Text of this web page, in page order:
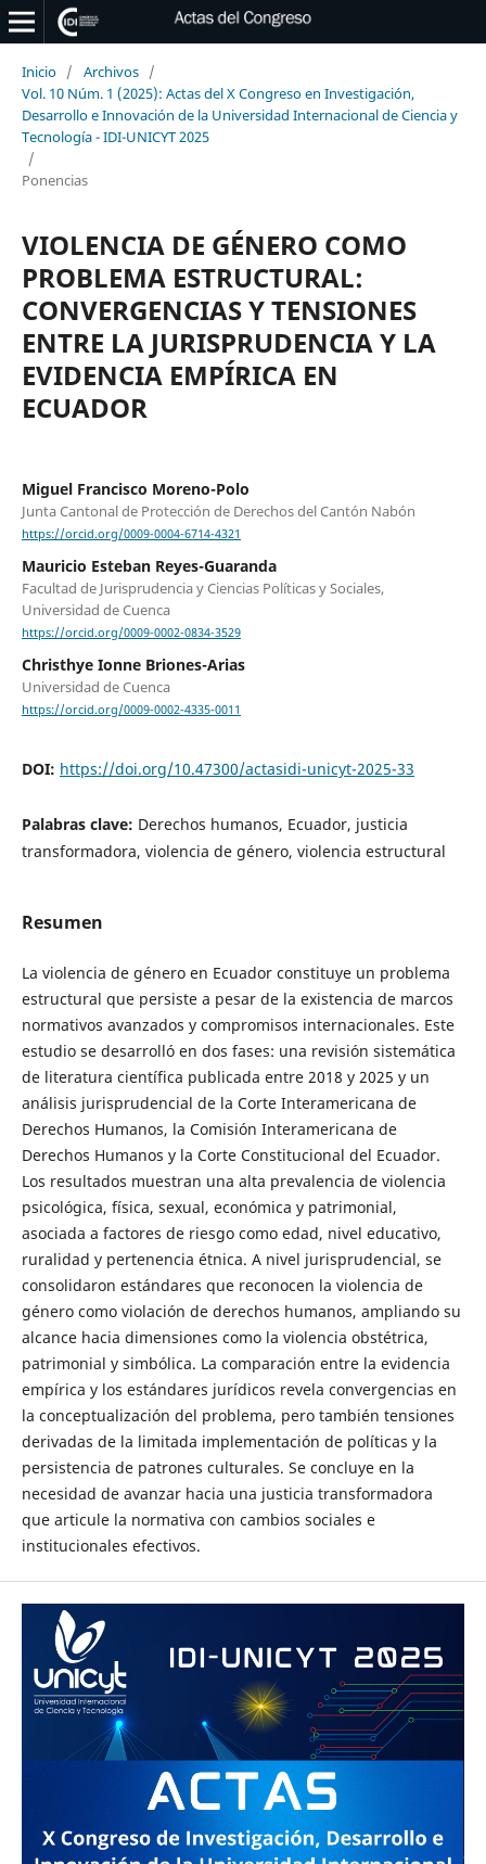
Inicio / Archivos /
Vol. 10 Núm. 1 (2025): Actas del X Congreso en Investigación,
Desarrollo e Innovación de la Universidad Internacional de Ciencia y
Tecnología - IDI-UNICYT 2025
/
Ponencias
VIOLENCIA DE GÉNERO COMO
PROBLEMA ESTRUCTURAL:
CONVERGENCIAS Y TENSIONES
ENTRE LA JURISPRUDENCIA Y LA
EVIDENCIA EMPÍRICA EN
ECUADOR
Miguel Francisco Moreno-Polo
Junta Cantonal de Protección de Derechos del Cantón Nabón
https://orcid.org/0009-0004-6714-4321
Mauricio Esteban Reyes-Guaranda
Facultad de Jurisprudencia y Ciencias Políticas y Sociales,
Universidad de Cuenca
https://orcid.org/0009-0002-0834-3529
Christhye Ionne Briones-Arias
Universidad de Cuenca
https://orcid.org/0009-0002-4335-0011
DOI: https://doi.org/10.47300/actasidi-unicyt-2025-33
Palabras clave: Derechos humanos, Ecuador, justicia
transformadora, violencia de género, violencia estructural
Resumen
La violencia de género en Ecuador constituye un problema
estructural que persiste a pesar de la existencia de marcos
normativos avanzados y compromisos internacionales. Este
estudio se desarrolló en dos fases: una revisión sistemática
de literatura científica publicada entre 2018 y 2025 y un
análisis jurisprudencial de la Corte Interamericana de
Derechos Humanos, la Comisión Interamericana de
Derechos Humanos y la Corte Constitucional del Ecuador.
Los resultados muestran una alta prevalencia de violencia
psicológica, física, sexual, económica y patrimonial,
asociada a factores de riesgo como edad, nivel educativo,
ruralidad y pertenencia étnica. A nivel jurisprudencial, se
consolidaron estándares que reconocen la violencia de
género como violación de derechos humanos, ampliando su
alcance hacia dimensiones como la violencia obstétrica,
patrimonial y simbólica. La comparación entre la evidencia
empírica y los estándares jurídicos revela convergencias en
la conceptualización del problema, pero también tensiones
derivadas de la limitada implementación de políticas y la
persistencia de patrones culturales. Se concluye en la
necesidad de avanzar hacia una justicia transformadora
que articule la normativa con cambios sociales e
institucionales efectivos.